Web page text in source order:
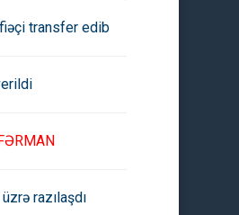
transfer edib
razılaşdı